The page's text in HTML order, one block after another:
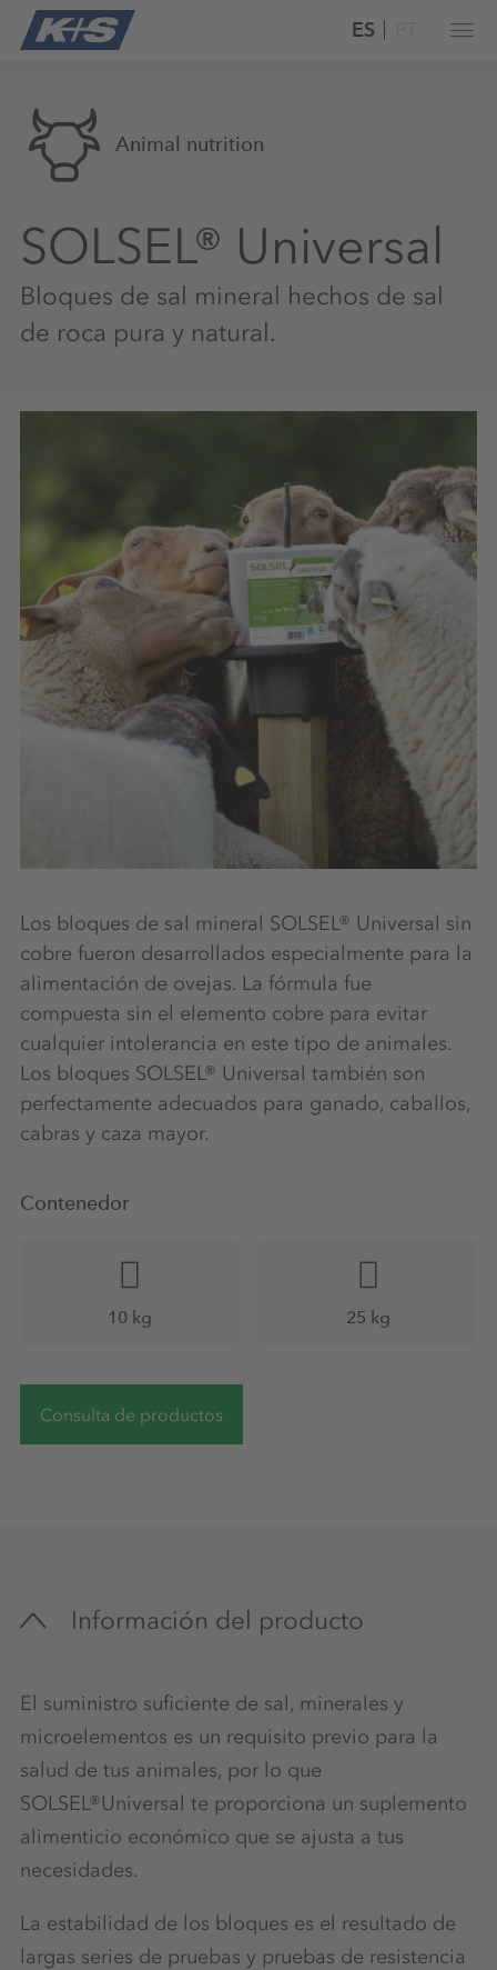
ES
SOLSEL® Universal
Bloques de sal mineral hechos de sal
de roca pura y natural.
Animal nutrition
Los bloques de sal mineral SOLSEL® Universal sin
cobre fueron desarrollados especialmente para la
alimentación de ovejas. La fórmula fue
compuesta sin el elemento cobre para evitar
cualquier intolerancia en este tipo de animales.
Los bloques SOLSEL® Universal también son
perfectamente adecuados para ganado, caballos,
cabras y caza mayor.
Contenedor
10 kg 25 kg
Consulta de productos
Información del producto
El suministro suficiente de sal, minerales y
microelementos es un requisito previo para la
salud de tus animales, por lo que
SOLSEL®Universal te proporciona un suplemento
alimenticio económico que se ajusta a tus
necesidades.
La estabilidad de los bloques es el resultado de
largas series de pruebas y pruebas de resistencia